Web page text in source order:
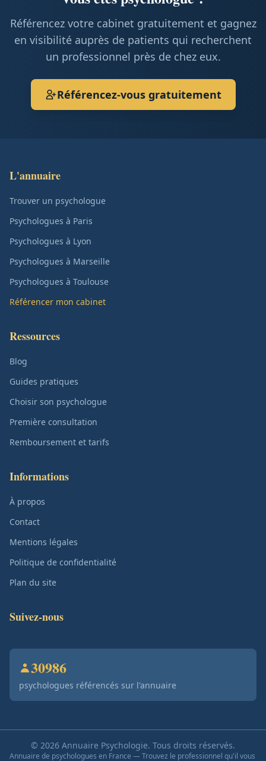
Référencez votre cabinet gratuitement et gagnez
en visibilité auprès de patients qui recherchent
un professionnel près de chez eux.
Référencez-vous gratuitement
L'annuaire
Trouver un psychologue
Psychologues à Paris
Psychologues à Lyon
Psychologues à Marseille
Psychologues à Toulouse
Référencer mon cabinet
Ressources
Blog
Guides pratiques
Choisir son psychologue
Première consultation
Remboursement et tarifs
Informations
À propos
Contact
Mentions légales
Politique de confidentialité
Plan du site
Suivez-nous
30986
psychologues référencés sur l'annuaire
© 2026 Annuaire Psychologie. Tous droits réservés.
Annuaire de psychologues en France — Trouvez le professionnel qu'il vous